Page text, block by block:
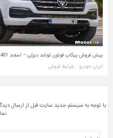
پیش فروش پیکاپ فوتون تونلند دیزلی – اسفند 1401
ایران خودرو
شرایط فروش
با توجه به سیستم جدید سایت قبل از ارسال